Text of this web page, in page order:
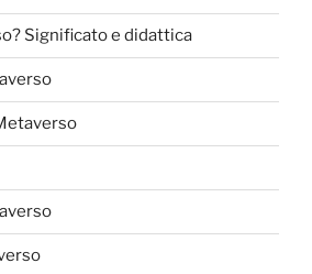
Significato e didattica